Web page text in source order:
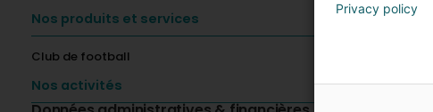
Nos produits et services
Club de football
Nos activités
Privacy policy